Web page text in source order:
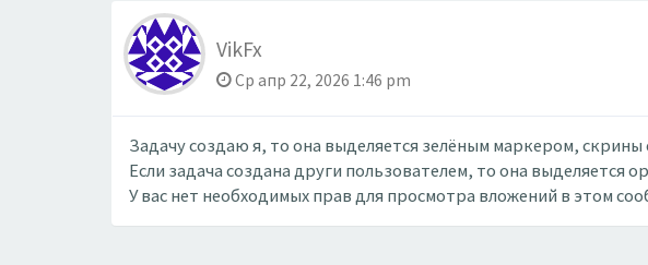
VikFx
Ср апр 22, 2026 1:46 pm
Задачу создаю я, то она выделяется зелёным маркером, скрины
Если задача создана други пользователем, то она выделяется
У вас нет необходимых прав для просмотра вложений в этом